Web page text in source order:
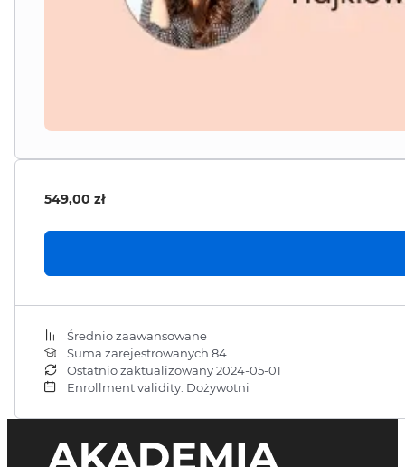
549,00 zł
Średnio zaawansowane
Suma zarejestrowanych 84
Ostatnio zaktualizowany 2024-05-01
Enrollment validity: Dożywotni